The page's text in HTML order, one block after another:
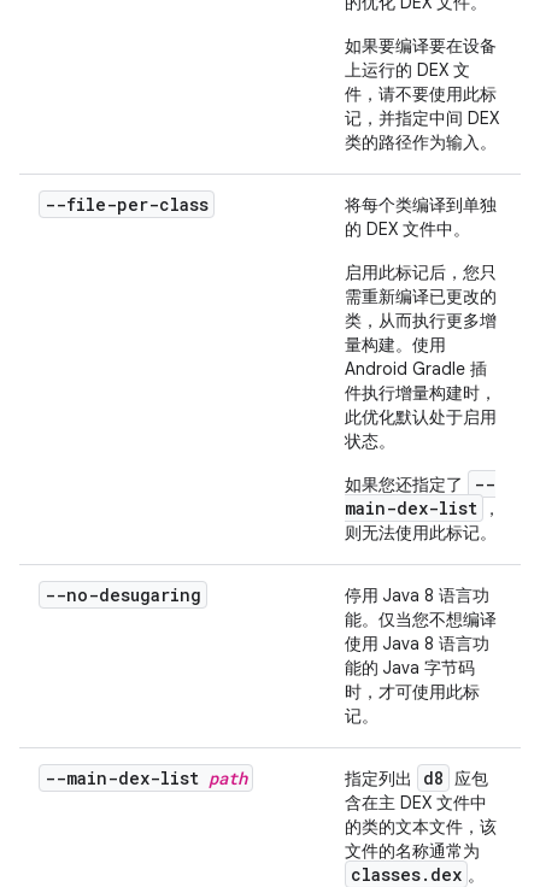
如果要编译要在设备
上运行的 DEX 文
件，请不要使用此标
记，并指定中间 DEX
类的路径作为输入。
--file-per-class
将每个类编译到单独
的 DEX 文件中。
启用此标记后，您只
需重新编译已更改的
类，从而执行更多增
量构建。使用
Android Gradle 插
件执行增量构建时，
此优化默认处于启用
状态。
如果您还指定了
--
main-dex-list
，
则无法使用此标记。
--no-desugaring
停用 Java 8 语言功
能。仅当您不想编译
使用 Java 8 语言功
能的 Java 字节码
时，才可使用此标
记。
--main-dex-list path 指定列出 d8
应包
含在主 DEX 文件中
的类的文本文件，该
文件的名称通常为
classes.dex 。